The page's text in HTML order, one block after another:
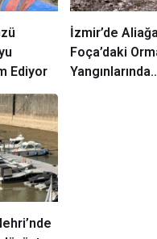
Ediyor
İzmir’de
Foça’daki
Yangınlarında